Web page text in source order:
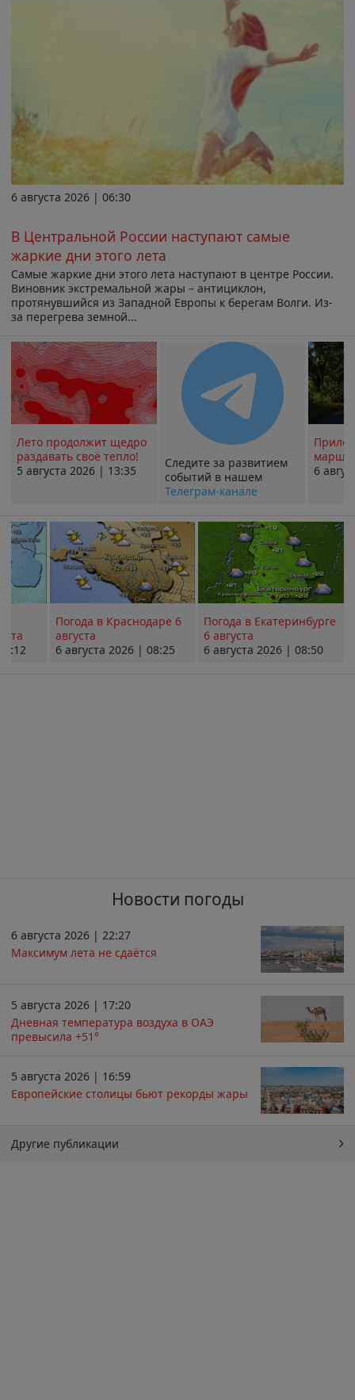
6 августа 2026 | 06:30
В Центральной России наступают самые
жаркие дни этого лета
Самые жаркие дни этого лета наступают в центре России.
Виновник экстремальной жары – антициклон,
протянувшийся из Западной Европы к берегам Волги. Из-
за перегрева земной...
Лето продолжит щедро
раздавать своё тепло!
5 августа 2026 | 13:35
Следите за развитием
событий в нашем
Телеграм-канале
6
Погода в Краснодаре 6
августа
6 августа 2026 | 08:25
Погода в Екатеринбурге
6 августа
6 августа 2026 | 08:50
Новости погоды
6 августа 2026 | 22:27
Максимум лета не сдаётся
5 августа 2026 | 17:20
Дневная температура воздуха в ОАЭ
превысила +51°
5 августа 2026 | 16:59
Европейские столицы бьют рекорды жары
Другие публикации